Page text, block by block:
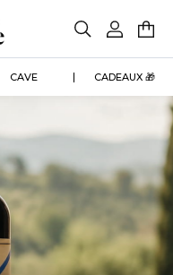
CAVE CADEAUX 🎁